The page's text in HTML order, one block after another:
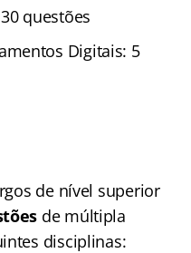
questões
Digitais: 5
de nível superior
de múltipla
disciplinas: